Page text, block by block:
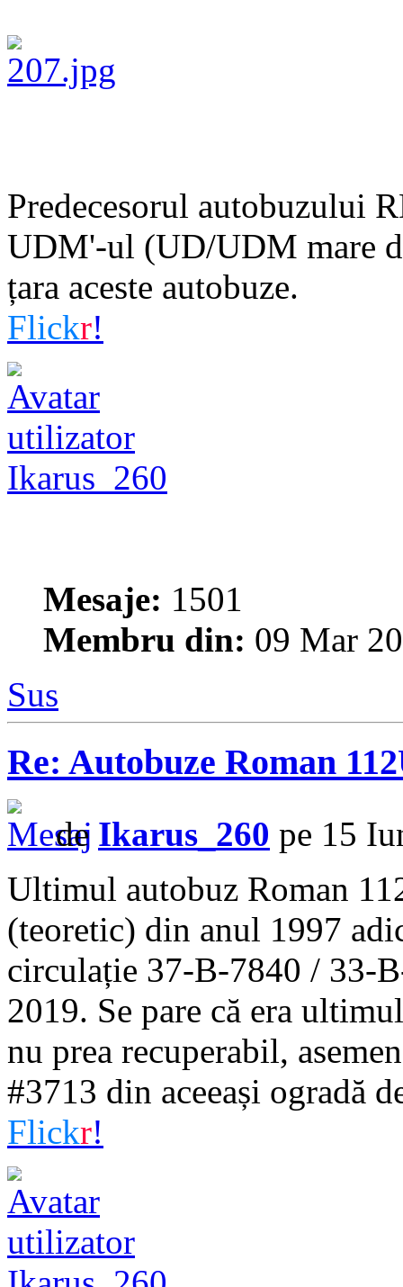
Predecesorul autobuzului
UDM'-ul (UD/UDM mare
țara aceste autobuze.
Flickr!
Ikarus_260
Mesaje: 1501
Membru din: 09 Mar
Sus
Re: Autobuze Roman
de Ikarus_260 pe 15
Ultimul autobuz Roman
(teoretic) din anul 1997
circulație 37-B-7840 / 33-
2019. Se pare că era
nu prea recuperabil,
#3713 din aceeași ogradă
Flickr!